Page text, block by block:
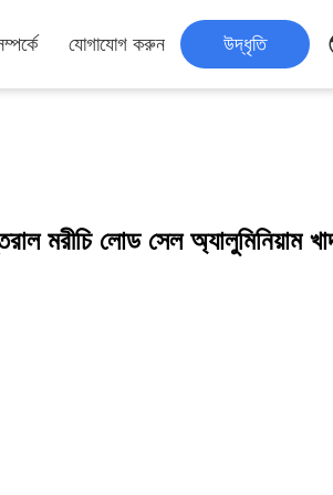
যোগাযোগ করুন উদ্ধৃতি
মরীচি লোড সেল অ্যালুমিনিয়াম